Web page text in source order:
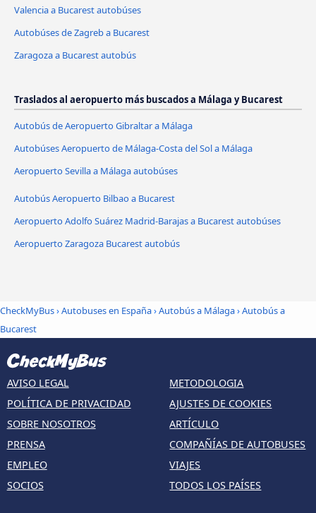
Valencia a Bucarest autobúses
Autobúses de Zagreb a Bucarest
Zaragoza a Bucarest autobús
Traslados al aeropuerto más buscados a Málaga y Bucarest
Autobús de Aeropuerto Gibraltar a Málaga
Autobúses Aeropuerto de Málaga-Costa del Sol a Málaga
Aeropuerto Sevilla a Málaga autobúses
Autobús Aeropuerto Bilbao a Bucarest
Aeropuerto Adolfo Suárez Madrid-Barajas a Bucarest autobúses
Aeropuerto Zaragoza Bucarest autobús
CheckMyBus›Autobuses en España›Autobús a Málaga›Autobús a
Bucarest
AVISO LEGAL
POLÍTICA DE PRIVACIDAD
SOBRE NOSOTROS
PRENSA
EMPLEO
SOCIOS
METODOLOGIA
AJUSTES DE COOKIES
ARTÍCULO
COMPAÑÍAS DE AUTOBUSES
VIAJES
TODOS LOS PAÍSES